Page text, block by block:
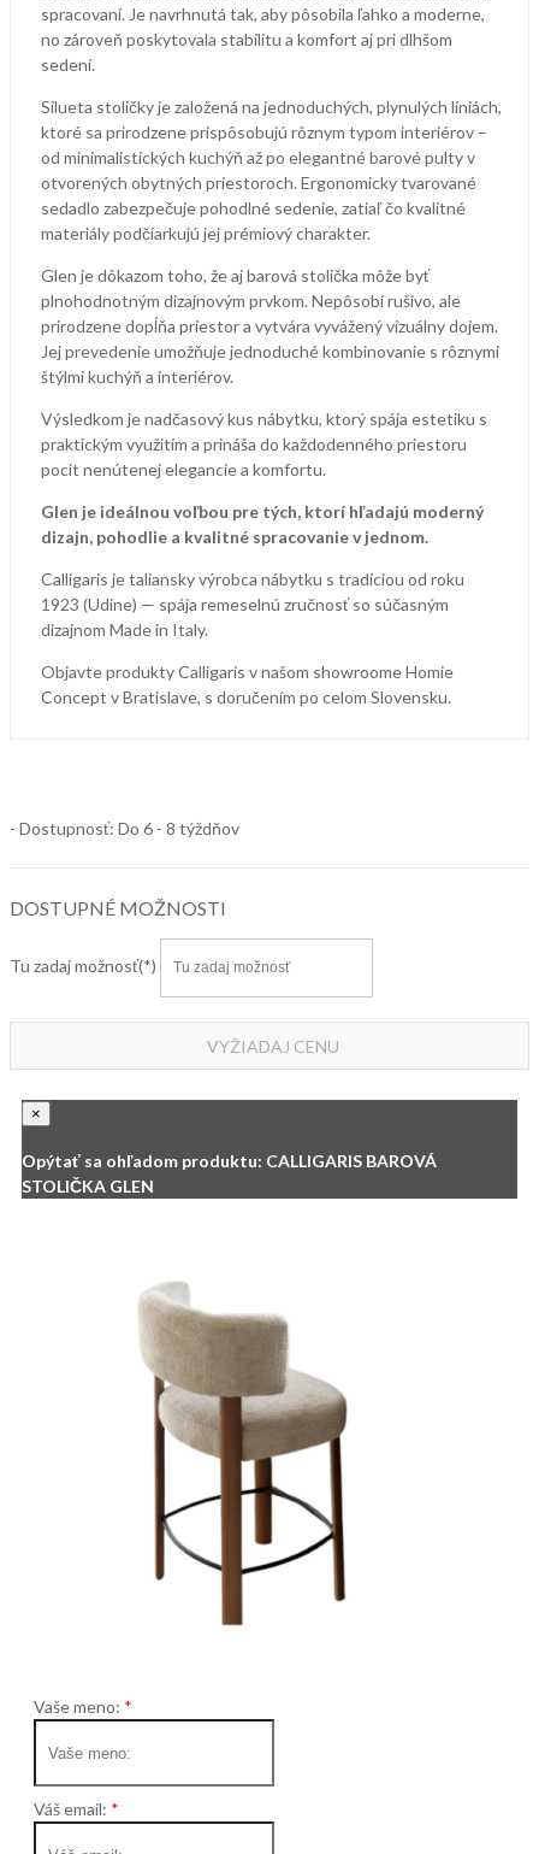
spracovaní. Je navrhnutá tak, aby pôsobila ľahko a moderne,
no zároveň poskytovala stabilitu a komfort aj pri dlhšom
sedení.
Silueta stoličky je založená na jednoduchých, plynulých líniách,
ktoré sa prirodzene prispôsobujú rôznym typom interiérov –
od minimalistických kuchýň až po elegantné barové pulty v
otvorených obytných priestoroch. Ergonomicky tvarované
sedadlo zabezpečuje pohodlné sedenie, zatiaľ čo kvalitné
materiály podčiarkujú jej prémiový charakter.
Glen je dôkazom toho, že aj barová stolička môže byť
plnohodnotným dizajnovým prvkom. Nepôsobí rušivo, ale
prirodzene dopĺňa priestor a vytvára vyvážený vizuálny dojem.
Jej prevedenie umožňuje jednoduché kombinovanie s rôznymi
štýlmi kuchýň a interiérov.
Výsledkom je nadčasový kus nábytku, ktorý spája estetiku s
praktickým využitím a prináša do každodenného priestoru
pocit nenútenej elegancie a komfortu.
Glen je ideálnou voľbou pre tých, ktorí hľadajú moderný
dizajn, pohodlie a kvalitné spracovanie v jednom.
Calligaris je taliansky výrobca nábytku s tradíciou od roku
1923 (Udine) — spája remeselnú zručnosť so súčasným
dizajnom Made in Italy.
Objavte produkty Calligaris v našom showroome Homie
Concept v Bratislave, s doručením po celom Slovensku.
- Dostupnosť: Do 6 - 8 týždňov
DOSTUPNÉ MOŽNOSTI
Tu zadaj možnosť
VYŽIADAJ CENU
×
Opýtať sa ohľadom produktu: CALLIGARIS BAROVÁ
STOLIČKA GLEN
Vaše meno:
Váš email: